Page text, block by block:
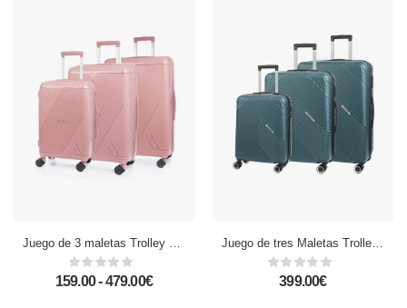
Juego de 3 maletas Trolley de PP resistente a la rotura. Cerradura TSA numérica, 4 ruedas dobles giratorias 360°.
159.00 - 479.00€
Juego de tres Maletas Trolley extensible, en material ligero ABS de alta resistencia. Cerradura numérica, 4 ruedas dobles giratorias 360°.
399.00€